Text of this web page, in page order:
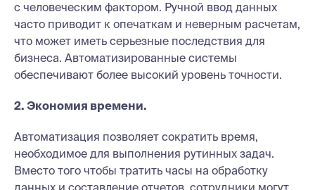
с человеческим фактором. Ручной ввод данных
часто приводит к опечаткам и неверным расчетам,
что может иметь серьезные последствия для
бизнеса. Автоматизированные системы
обеспечивают более высокий уровень точности.
2. Экономия времени.
Автоматизация позволяет сократить время,
необходимое для выполнения рутинных задач.
Вместо того чтобы тратить часы на обработку
данных и составление отчетов, сотрудники могут